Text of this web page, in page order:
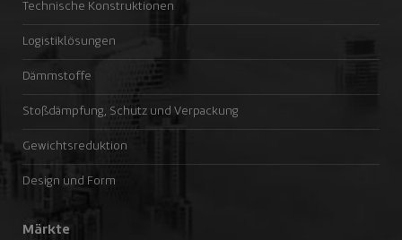
Technische Konstruktionen
Logistiklösungen
Dämmstoffe
Stoßdämpfung, Schutz und Verpackung
Gewichtsreduktion
Design und Form
Märkte